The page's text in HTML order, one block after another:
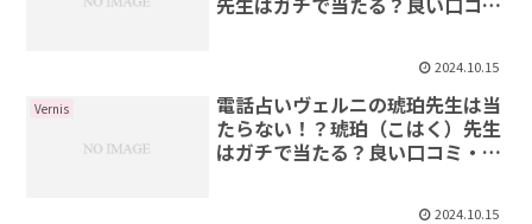
2024.10.15
Vernis
電話占いヴェルニの琥珀先生は当
たらない！？琥珀（こはく）先生
はガチで当たる？良い口コミ・悪
2024.10.15